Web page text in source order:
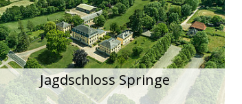
Jagdschloss Springe